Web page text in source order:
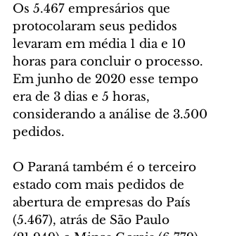
Os 5.467 empresários que
protocolaram seus pedidos
levaram em média 1 dia e 10
horas para concluir o processo.
Em junho de 2020 esse tempo
era de 3 dias e 5 horas,
considerando a análise de 3.500
pedidos.
O Paraná também é o terceiro
estado com mais pedidos de
abertura de empresas do País
(5.467), atrás de São Paulo